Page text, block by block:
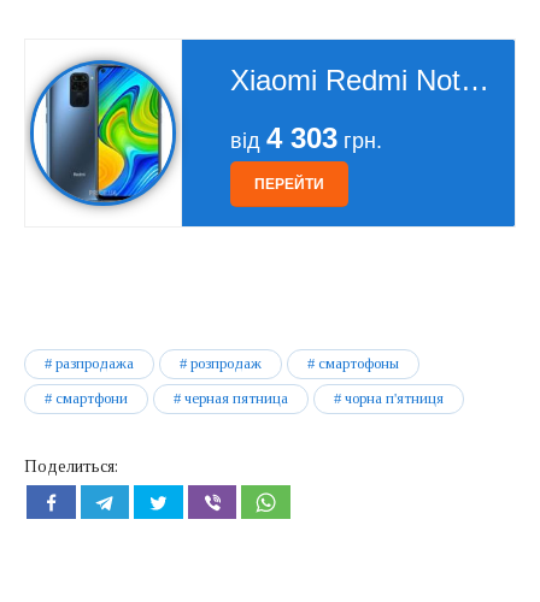
Xiaomi Redmi Note 9 4/128Gb
від 4 303 грн.
ПЕРЕЙТИ
разпродажа розпродаж смартофоны
смартфони черная пятница чорна п'ятниця
Поделиться: